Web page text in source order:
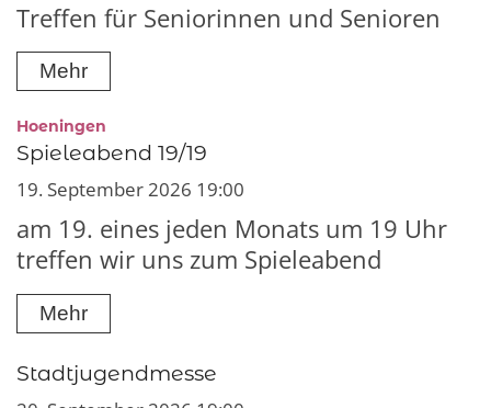
Treffen für Seniorinnen und Senioren
Mehr
Hoeningen
Spieleabend 19/19
19. September 2026 19:00
am 19. eines jeden Monats um 19 Uhr
treffen wir uns zum Spieleabend
Mehr
Stadtjugendmesse